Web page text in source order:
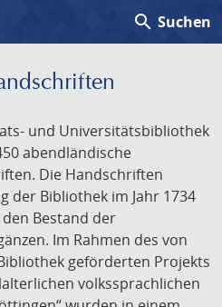
search Suchen
und Universitätsbibliothek
abendländische
Die Handschriften
der Bibliothek im Jahr 1734
Bestand der
Im Rahmen des von
geförderten Projekts
volkssprachlichen